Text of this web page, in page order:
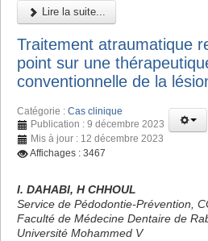
Lire la suite...
Traitement atraumatique
point sur une
conventionnelle de la
Catégorie : Cas clinique
Publication : 9 décembre 2023
Mis à jour : 12 décembre 2023
Affichages : 3467
I. DAHABI, H CHHOUL
Service de Pédodontie-Prévention,
Faculté de Médecine Dentaire de
Université Mohammed V